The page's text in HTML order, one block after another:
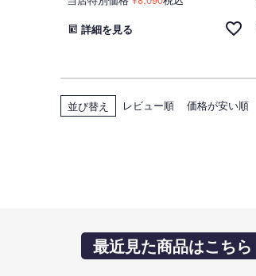
詳細を見る
並び替え レビュー順 価格が安い順
最近見た商品はこちら